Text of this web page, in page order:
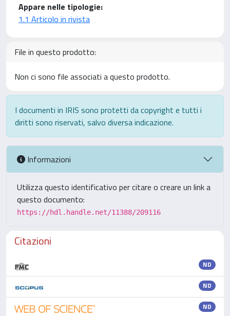
Appare nelle tipologie:
1.1 Articolo in rivista
File in questo prodotto:
Non ci sono file associati a questo prodotto.
I documenti in IRIS sono protetti da copyright e tutti i
diritti sono riservati, salvo diversa indicazione.
Informazioni
Utilizza questo identificativo per citare o creare un link a
questo documento:
https://hdl.handle.net/11388/209116
Citazioni
ND
ND
ND